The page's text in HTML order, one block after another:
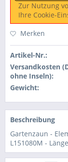
Zur Nutzung
Ihre Cookie-
Merken
Artikel-Nr.:
Versandkosten
ohne Inseln):
Gewicht:
Beschreibung
Gartenzaun -
L151080M -